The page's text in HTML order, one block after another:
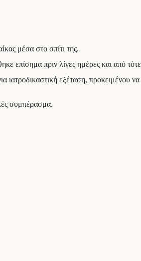
μέσα στο σπίτι της.
επίσημα πριν λίγες ημέρες και από τότε
εξέταση, προκειμένου να
συμπέρασμα.